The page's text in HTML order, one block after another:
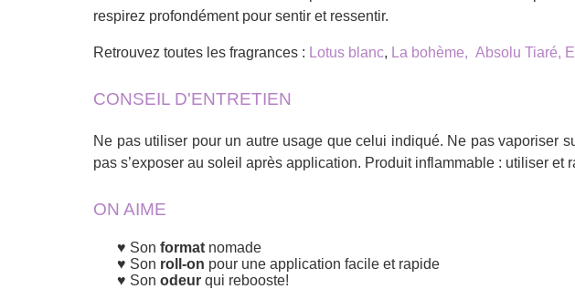
respirez profondément pour sentir et ressentir.
Retrouvez toutes les fragrances : Lotus blanc, La bohème, Absolu Tiaré,
CONSEIL D'ENTRETIEN
Ne pas utiliser pour un autre usage que celui indiqué. Ne pas vaporiser
pas s’exposer au soleil après application. Produit inflammable : utiliser et
ON AIME
Son format nomade
Son roll-on pour une application facile et rapide
Son odeur qui rebooste!